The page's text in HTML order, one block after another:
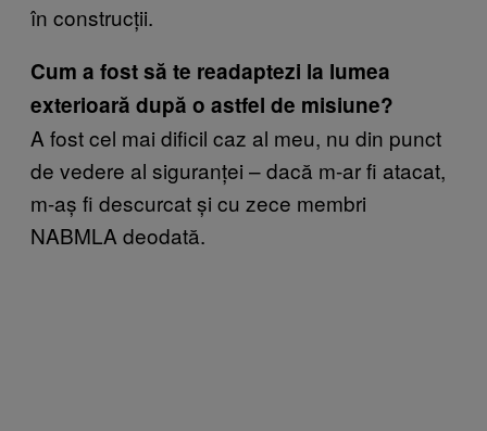
în construcții.
Cum a fost să te readaptezi la lumea
exterioară după o astfel de misiune?
A fost cel mai dificil caz al meu, nu din punct
de vedere al siguranței – dacă m-ar fi atacat,
m-aș fi descurcat și cu zece membri
NABMLA deodată.